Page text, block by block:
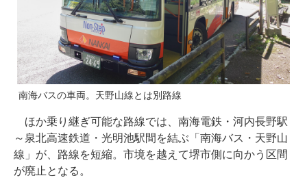
南海バスの車両。天野山線とは別路線
ほか乗り継ぎ可能な路線では、南海電鉄・河内長野駅
～泉北高速鉄道・光明池駅間を結ぶ「南海バス・天野山
線」が、路線を短縮。市境を越えて堺市側に向かう区間
が廃止となる。